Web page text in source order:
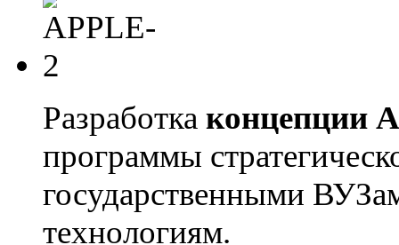
Разработка концепции
программы
государственными
технологиям.